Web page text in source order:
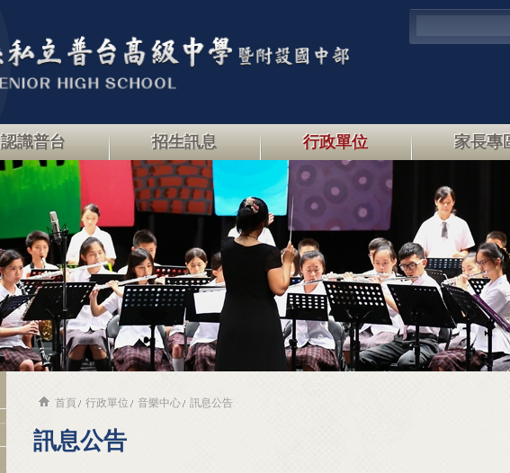
認識普台 招生訊息 行政單位 家長專
首頁 行政單位 音樂中心 訊息公告
訊息公告